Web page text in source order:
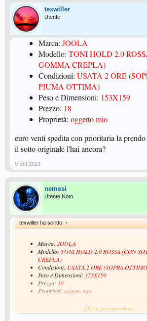
texwiller
Utente
Marca: JOOLA
Modello: TONI HOLD 2.0
GOMMA CREPLA)
Condizioni: USATA 2 ORE
PIUMA OTTIMA)
Peso e Dimensioni: 153X159
Prezzo: 18
Proprietà: oggetto mio
euro venti spedita con prioritaria la
il sotto originale l'hai ancora?
9 Set 2013
nemesi
Utente Noto
texwiller ha scritto: ↑
Marca: JOOLA
Modello: TONI HOLD 2.0 ROSSA (CON
CREPLA)
Condizioni: USATA 2 ORE (SOPRA
Peso e Dimensioni: 153X159
Prezzo: 18
Proprietà: oggetto mio
euro venti spedita con prioritaria la prendo io.
il sotto originale l'hai ancora?
Clicca per espandere...